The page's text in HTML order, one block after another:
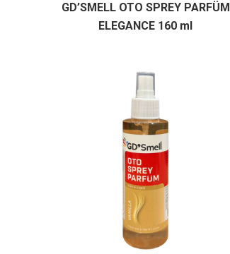
GD’SMELL OTO SPREY PARFÜM
ELEGANCE 160 ml